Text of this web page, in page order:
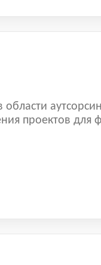
проектов для
сотрудничая с